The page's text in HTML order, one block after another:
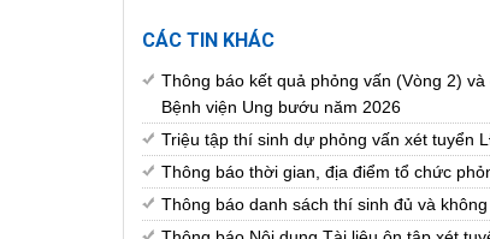
CÁC TIN KHÁC
Thông báo kết quả phỏng vấn (Vòng 2)
Bệnh viện Ung bướu năm 2026
Triệu tập thí sinh dự phỏng vấn xét tuyển
Thông báo thời gian, địa điểm tổ chức
Thông báo danh sách thí sinh đủ và